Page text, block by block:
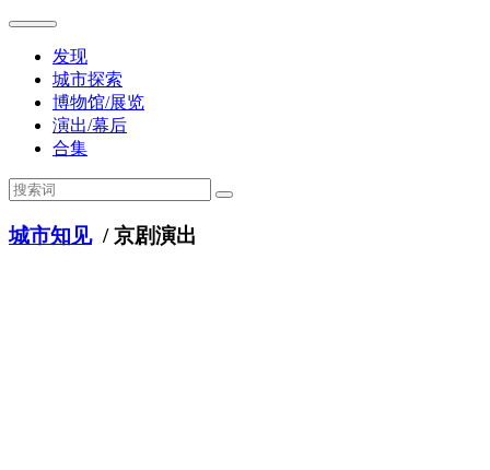
发现
城市探索
博物馆/展览
演出/幕后
合集
城市知见/ 京剧演出